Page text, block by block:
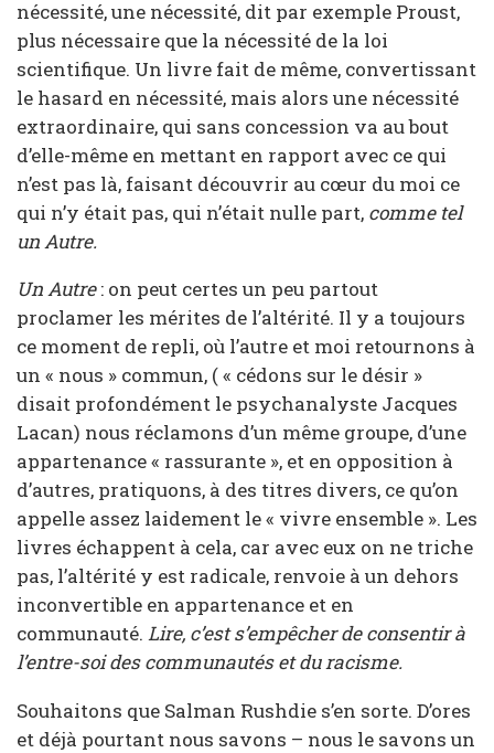
nécessité, une nécessité, dit par exemple Proust,
plus nécessaire que la nécessité de la loi
scientifique. Un livre fait de même, convertissant
le hasard en nécessité, mais alors une nécessité
extraordinaire, qui sans concession va au bout
d’elle-même en mettant en rapport avec ce qui
n’est pas là, faisant découvrir au cœur du moi ce
qui n’y était pas, qui n’était nulle part, comme tel
un Autre.
Un Autre: on peut certes un peu partout
proclamer les mérites de l’altérité. Il y a toujours
ce moment de repli, où l’autre et moi retournons à
un « nous » commun, ( « cédons sur le désir »
disait profondément le psychanalyste Jacques
Lacan) nous réclamons d’un même groupe, d’une
appartenance « rassurante », et en opposition à
d’autres, pratiquons, à des titres divers, ce qu’on
appelle assez laidement le « vivre ensemble ». Les
livres échappent à cela, car avec eux on ne triche
pas, l’altérité y est radicale, renvoie à un dehors
inconvertible en appartenance et en
communauté. Lire, c’est s’empêcher de consentir à
l’entre-soi des communautés et du racisme.
Souhaitons que Salman Rushdie s’en sorte. D’ores
et déjà pourtant nous savons – nous le savons un